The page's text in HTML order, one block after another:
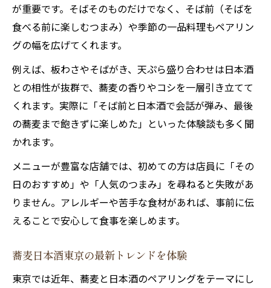
が重要です。そばそのものだけでなく、そば前（そばを
食べる前に楽しむつまみ）や季節の一品料理もペアリン
グの幅を広げてくれます。
例えば、板わさやそばがき、天ぷら盛り合わせは日本酒
との相性が抜群で、蕎麦の香りやコシを一層引き立てて
くれます。実際に「そば前と日本酒で会話が弾み、最後
の蕎麦まで飽きずに楽しめた」といった体験談も多く聞
かれます。
メニューが豊富な店舗では、初めての方は店員に「その
日のおすすめ」や「人気のつまみ」を尋ねると失敗があ
りません。アレルギーや苦手な食材があれば、事前に伝
えることで安心して食事を楽しめます。
蕎麦日本酒東京の最新トレンドを体験
東京では近年、蕎麦と日本酒のペアリングをテーマにし